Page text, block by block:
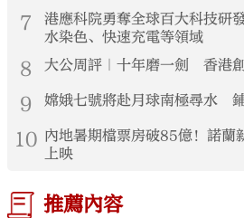
7
港應科院勇奪全球百大科技
水染色、快速充電等領域
8 大公周評｜十年磨一劍 香港創
9 嫦娥七號將赴月球南極尋水
10 內地暑期檔票房破85億！諾
上映
推薦內容